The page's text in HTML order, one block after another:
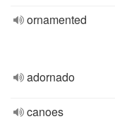
ornamented
adornado
canoes